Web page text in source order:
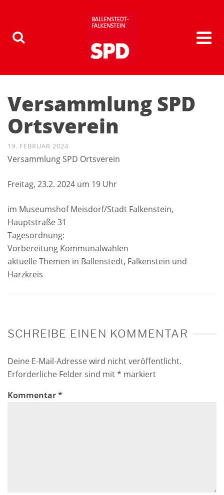
Versammlung SPD
Ortsverein
19. FEBRUAR 2024
Versammlung SPD Ortsverein
Freitag, 23.2. 2024 um 19 Uhr
im Museumshof Meisdorf/Stadt Falkenstein,
Hauptstraße 31
Tagesordnung:
Vorbereitung Kommunalwahlen
aktuelle Themen in Ballenstedt, Falkenstein und
Harzkreis
SCHREIBE EINEN KOMMENTAR
Deine E-Mail-Adresse wird nicht veröffentlicht.
Erforderliche Felder sind mit* markiert
Kommentar*